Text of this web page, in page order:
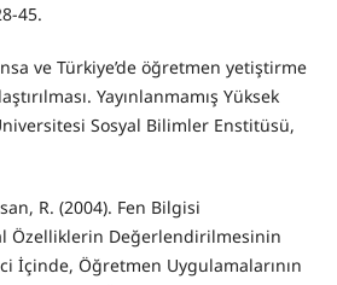
45.
ve Türkiye’de öğretmen yetiştirme
Yayınlanmamış Yüksek
Sosyal Bilimler Enstitüsü,
R. (2004). Fen Bilgisi
Özelliklerin Değerlendirilmesinin
İçinde, Öğretmen Uygulamalarının